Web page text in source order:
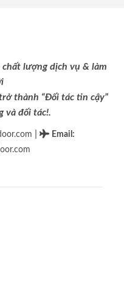
chất lượng dịch vụ & làm
trở thành “Đối tác tin cậy”
và đối tác!.
Email :